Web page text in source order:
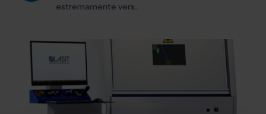
estremamente vers...